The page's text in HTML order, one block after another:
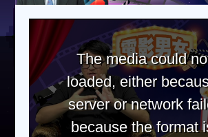
The media could
loaded, either
server or network
because the format